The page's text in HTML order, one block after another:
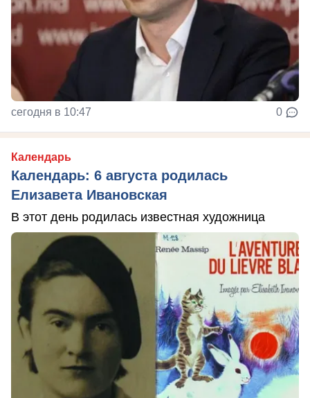
сегодня в 10:47 0
Календарь
Календарь: 6 августа родилась
Елизавета Ивановская
В этот день родилась известная художница